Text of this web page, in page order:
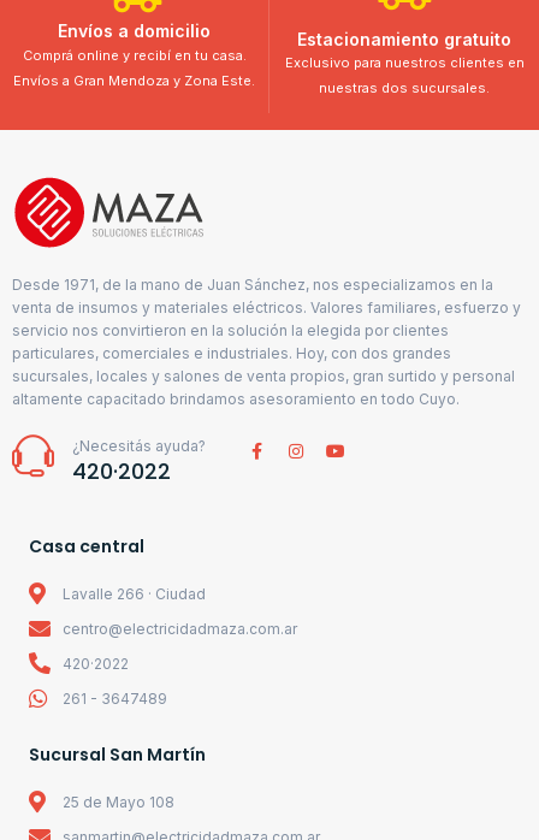
Envíos a domicilio
Comprá online y recibí en tu casa.
Envíos a Gran Mendoza y Zona Este.
Estacionamiento gratuito
Exclusivo para nuestros clientes en
nuestras dos sucursales.
Desde 1971, de la mano de Juan Sánchez, nos especializamos en la
venta de insumos y materiales eléctricos. Valores familiares, esfuerzo y
servicio nos convirtieron en la solución la elegida por clientes
particulares, comerciales e industriales. Hoy, con dos grandes
sucursales, locales y salones de venta propios, gran surtido y personal
altamente capacitado brindamos asesoramiento en todo Cuyo.
¿Necesitás ayuda?
420·2022
Casa central
Lavalle 266 · Ciudad
centro@electricidadmaza.com.ar
420·2022
261 - 3647489
Sucursal San Martín
25 de Mayo 108